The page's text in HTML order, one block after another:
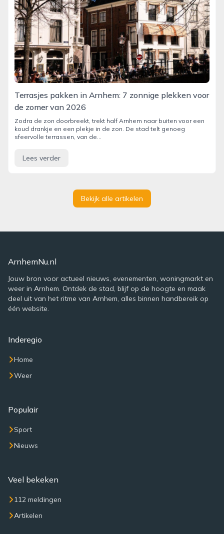
Terrasjes pakken in Arnhem: 7 zonnige plekken voor
de zomer van 2026
Zodra de zon doorbreekt, trekt half Arnhem naar buiten voor een
koud drankje en een plekje in de zon. De stad telt genoeg
sfeervolle terrassen, van de...
Lees verder
Bekijk alle artikelen
ArnhemNu.nl
Jouw bron voor actueel nieuws, evenementen, woningmarkt en
weer in Arnhem. Ontdek de stad, blijf op de hoogte en maak
deel uit van het ritme van Arnhem, alles binnen handbereik op
één website.
Inderegio
Home
Weer
Populair
Sport
Nieuws
Veel bekeken
112 meldingen
Artikelen